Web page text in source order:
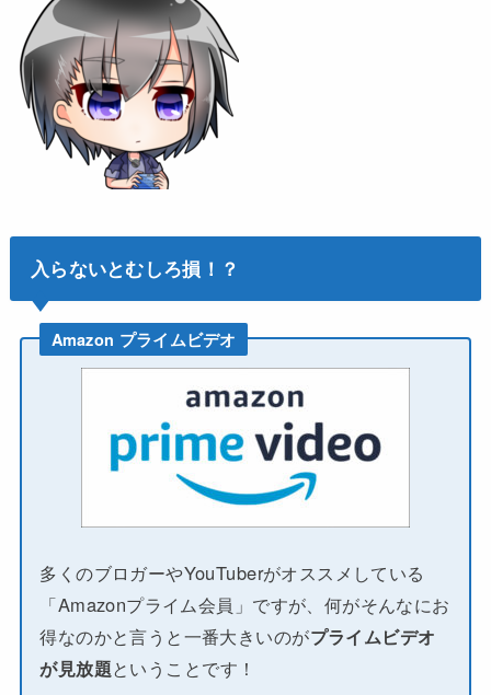
入らないとむしろ損！？
Amazon プライムビデオ
多くのブロガーやYouTuberがオススメしている
「Amazonプライム会員」ですが、何がそんなにお
得なのかと言うと一番大きいのがプライムビデオ
が見放題ということです！